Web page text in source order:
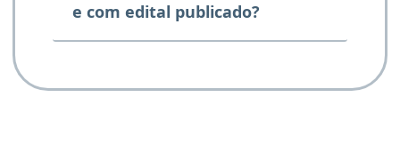
e com edital publicado?